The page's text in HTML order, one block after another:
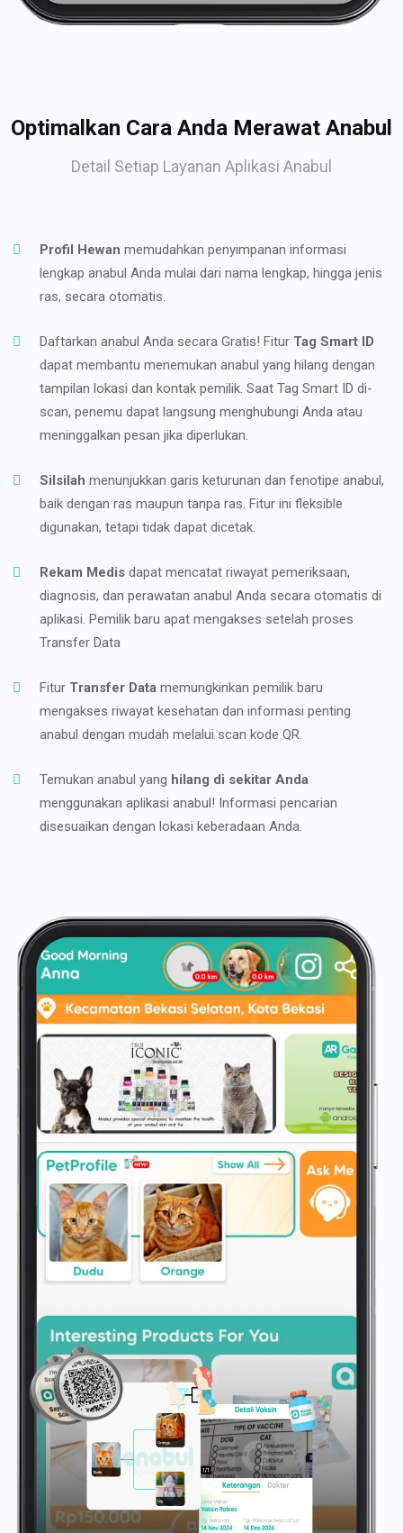
Optimalkan Cara Anda Merawat Anabul
Detail Setiap Layanan Aplikasi Anabul
Profil Hewan memudahkan penyimpanan informasi
lengkap anabul Anda mulai dari nama lengkap, hingga jenis
ras, secara otomatis.
Daftarkan anabul Anda secara Gratis! Fitur Tag Smart ID
dapat membantu menemukan anabul yang hilang dengan
tampilan lokasi dan kontak pemilik. Saat Tag Smart ID di-
scan, penemu dapat langsung menghubungi Anda atau
meninggalkan pesan jika diperlukan.
Silsilah menunjukkan garis keturunan dan fenotipe anabul,
baik dengan ras maupun tanpa ras. Fitur ini fleksible
digunakan, tetapi tidak dapat dicetak.
Rekam Medis dapat mencatat riwayat pemeriksaan,
diagnosis, dan perawatan anabul Anda secara otomatis di
aplikasi. Pemilik baru apat mengakses setelah proses
Transfer Data
Fitur Transfer Data memungkinkan pemilik baru
mengakses riwayat kesehatan dan informasi penting
anabul dengan mudah melalui scan kode QR.
Temukan anabul yang hilang di sekitar Anda
menggunakan aplikasi anabul! Informasi pencarian
disesuaikan dengan lokasi keberadaan Anda.